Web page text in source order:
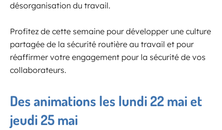
désorganisation du travail.
Profitez de cette semaine pour développer une culture
partagée de la sécurité routière au travail et pour
réaffirmer votre engagement pour la sécurité de vos
collaborateurs.
Des animations les lundi 22 mai et
jeudi 25 mai